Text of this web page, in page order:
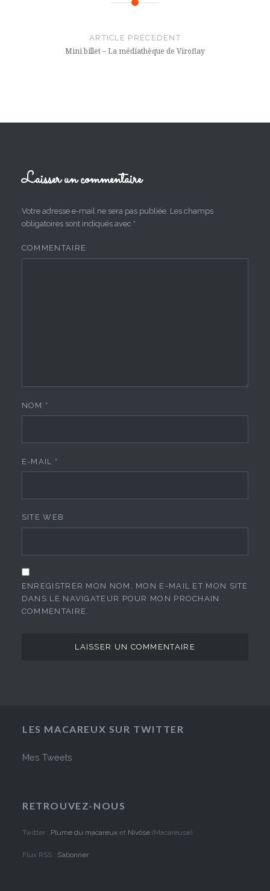
ARTICLE PRÉCÉDENT
Mini billet – La médiathèque de Viroflay
Laisser un commentaire
Votre adresse e-mail ne sera pas publiée. Les champs
obligatoires sont indiqués avec *
COMMENTAIRE
NOM *
E-MAIL *
SITE WEB
ENREGISTRER MON NOM, MON E-MAIL ET MON SITE
DANS LE NAVIGATEUR POUR MON PROCHAIN
COMMENTAIRE.
LES MACAREUX SUR TWITTER
Mes Tweets
RETROUVEZ-NOUS
Twitter : Plume du macareux et Nivôse(Macareuse)
Flux RSS : S’abonner